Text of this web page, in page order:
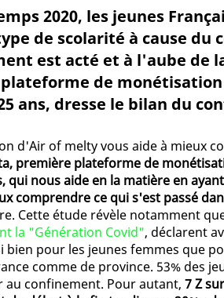
2020, les jeunes
de scolarité à cause
est acté et à l'aube de
de
ans, dresse le bilan du
d'Air of melty vous aide à mieux
première plateforme de
qui nous aide en la matière en
comprendre ce qui s'est passé
Cette étude révèle notamment
la "Génération Covid", déclarent
bien pour les jeunes femmes que
comme de province. 53% des
au confinement. Pour autant, 7 Z